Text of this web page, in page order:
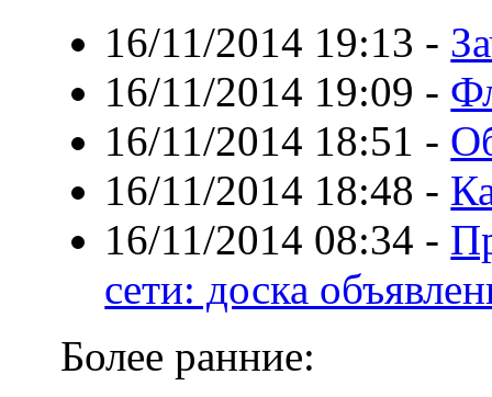
16/11/2014 19:13 -
16/11/2014 19:09 -
16/11/2014 18:51 -
16/11/2014 18:48 -
16/11/2014 08:34 -
сети: доска
Более ранние: